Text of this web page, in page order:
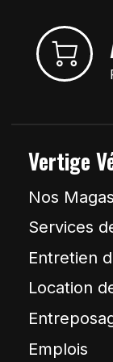
Vertige
Nos
Services
Entretien
Location
Emplois